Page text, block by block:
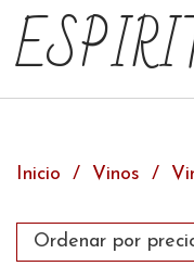
Inicio Vinos